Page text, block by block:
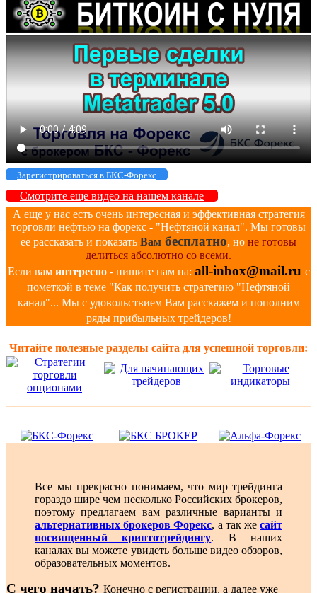
Зарегистрироваться в БКС-Форекс
Смотрите еще видео на нашем канале
А еще у нас есть очень интересная и эффективная стратегия
торговли нефтью на форекс - "Нефтяной канал". Мы готовы
ее рассказать и показать Вам бесплатно, но не готовы
делиться абсолютно со всеми.
Если вам интересно- пишите нам на: all-inbox@mail.ru с
пометкой в теме "Как получить стратегию "Нефтяной
канал"... Мы с удовольствием Вам расскажем и пополним
ряды прибыльных трейдеров!
Читайте полезные разделы сайта для успешной торговли:
Все мы прекрасно понимаем, что мир трейдинга
гораздо шире чем несколько Российских брокеров,
поэтому предлагаем вам различные варианты и
альтернативных брокеров Форекс, а так жесайт
посвященный криптотрейдингу. В наших
каналах вы можете увидеть больше видео обзоров,
образовательных моментов.
С чего начать? Конечно с регистрации, а далее уже